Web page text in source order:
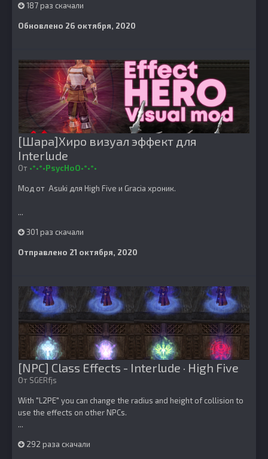
187 раз скачали
Обновлено 26 октября, 2020
[Шара]Хиро визуал эффект для
Interlude
От •°•°•PsycHoO•°•°•
Мод от Asuki для High Five и Gracia хроник.
...
301 раз скачали
Отправлено 21 октября, 2020
[NPC] Class Effects - Interlude · High Five
От SGERfjs
With "L2PE" you can change the radius and height of collision to
use the effects on other NPCs.
...
292 раза скачали